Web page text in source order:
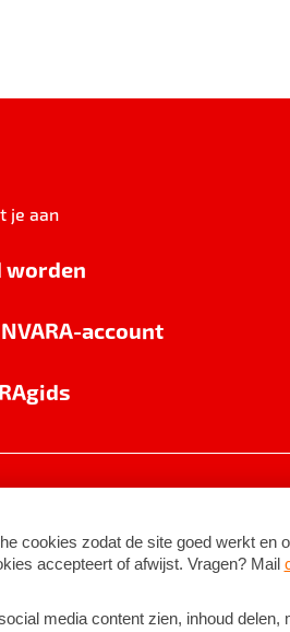
je aan
worden
account
©2026BNNVARA